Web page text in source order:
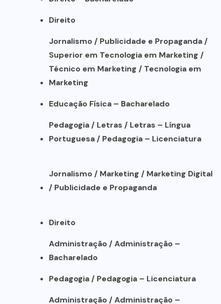
Direito
Jornalismo / Publicidade e Propaganda /
Superior em Tecnologia em Marketing /
Técnico em Marketing / Tecnologia em
Marketing
Educação Física – Bacharelado
Pedagogia / Letras / Letras – Língua
Portuguesa / Pedagogia – Licenciatura
Jornalismo / Marketing / Marketing Digital
/ Publicidade e Propaganda
Direito
Administração / Administração –
Bacharelado
Pedagogia / Pedagogia – Licenciatura
Administração / Administração –